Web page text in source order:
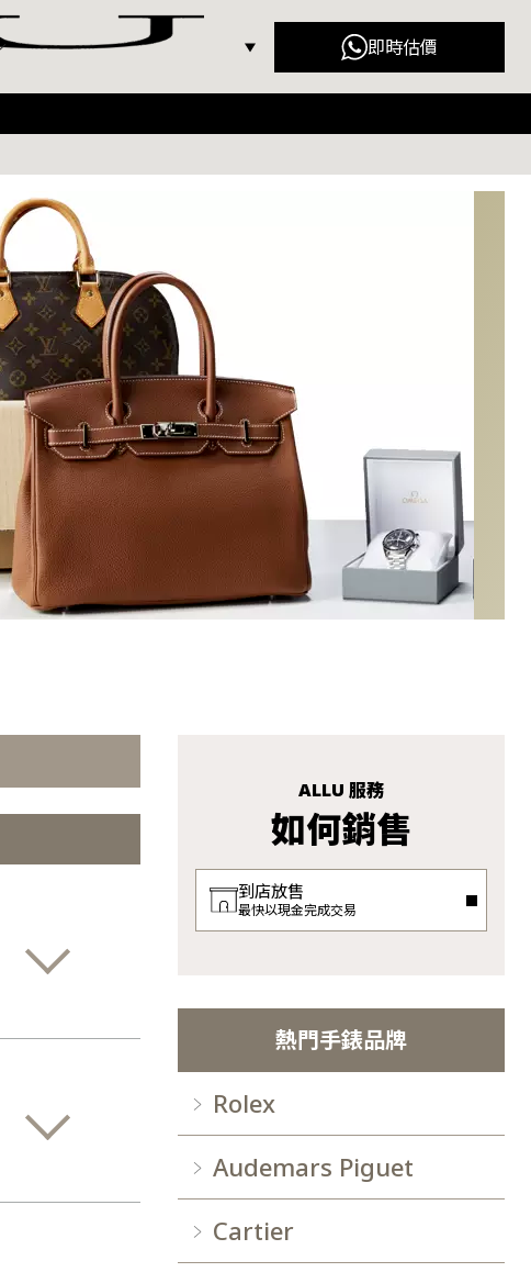
即時估價
Dior（迪奧）
Gucci（古馳）
(巴黎世家)
Fendi (芬迪)
ALLU 服務
如何銷售
到店放售
最快以現金完成交易
熱門手錶品牌
Rolex
Audemars Piguet
Cartier